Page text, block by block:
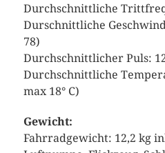
Durchschnittliche
Durschnittliche
78)
Durchschnittlicher Puls:
Durchschnittliche
max 18° C)
Gewicht:
Fahrradgewicht: 12,2 kg